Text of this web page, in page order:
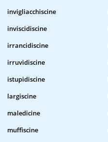
invigliacchiscine
inviscidiscine
irrancidiscine
irruvidiscine
istupidiscine
largiscine
maledicine
muffiscine